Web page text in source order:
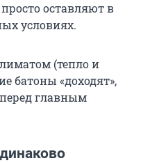
оставляют в
условиях.
(тепло и
батоны «доходят»,
главным